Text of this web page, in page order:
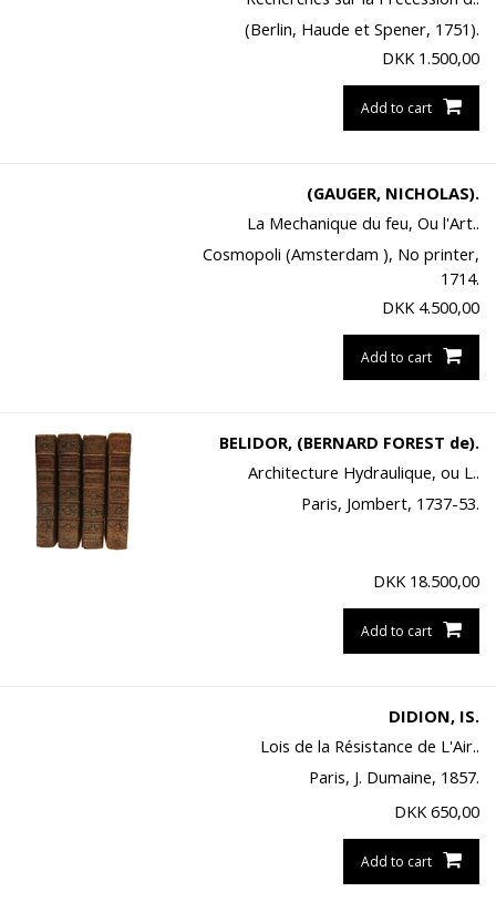
(Berlin, Haude et Spener, 1751).
DKK 1.500,00
Add to cart
(GAUGER, NICHOLAS).
La Mechanique du feu, Ou l'Art..
Cosmopoli (Amsterdam ), No printer,
1714.
DKK 4.500,00
Add to cart
BELIDOR, (BERNARD FOREST de).
Architecture Hydraulique, ou L..
Paris, Jombert, 1737-53.
DKK 18.500,00
Add to cart
DIDION, IS.
Lois de la Résistance de L'Air..
Paris, J. Dumaine, 1857.
DKK 650,00
Add to cart